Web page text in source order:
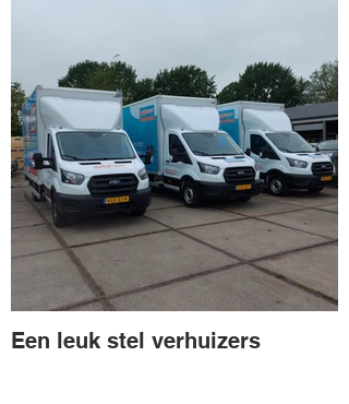
Een leuk stel verhuizers